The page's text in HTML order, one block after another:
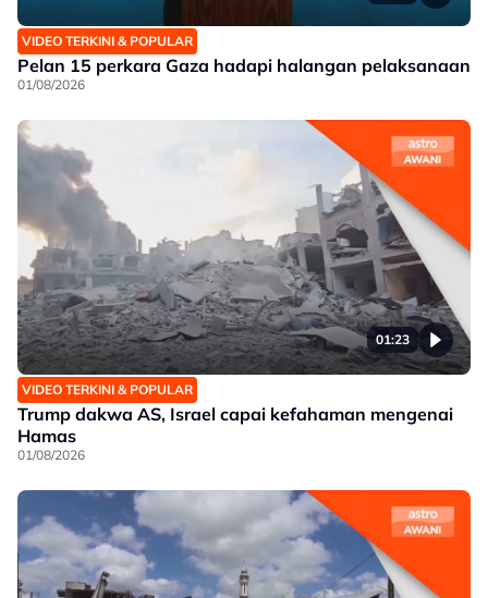
VIDEO TERKINI & POPULAR
Pelan 15 perkara Gaza hadapi halangan pelaksanaan
01/08/2026
01:23
VIDEO TERKINI & POPULAR
Trump dakwa AS, Israel capai kefahaman mengenai
Hamas
01/08/2026